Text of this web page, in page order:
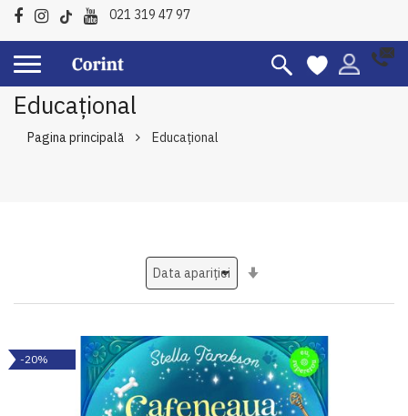
021 319 47 97
Educațional
Pagina principală Educațional
-20%